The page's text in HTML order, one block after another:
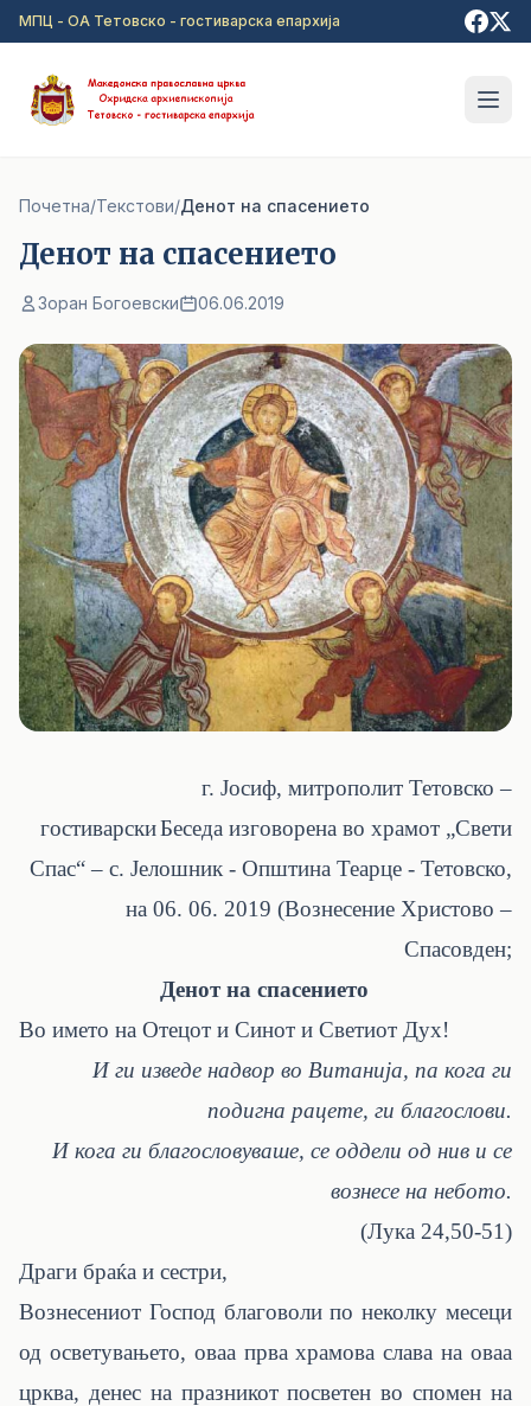
Прејди на главна содржина
МПЦ - ОА Тетовско - гостиварска епархија
Почетна/Текстови/Денот на спасението
Денот на спасението
Зоран Богоевски 06.06.2019
г. Јосиф, митрополит Тетовско –
гостиварскиБеседа изговорена во храмот „Свети
Спас“ – с. Јелошник - Општина Теарце - Тетовско,
на 06. 06. 2019 (Вознесение Христово –
Спасовден;
Денот на спасението
Во името на Отецот и Синот и Светиот Дух!
И ги изведе надвор во Витанија, па кога ги
подигна рацете, ги благослови.
И кога ги благословуваше, се оддели од нив и се
вознесе на небото.
(Лука 24,50-51)
Драги браќа и сестри,
Вознесениот Господ благоволи по неколку месеци
од осветувањето, оваа прва храмова слава на оваа
црква, денес на празникот посветен во спомен на